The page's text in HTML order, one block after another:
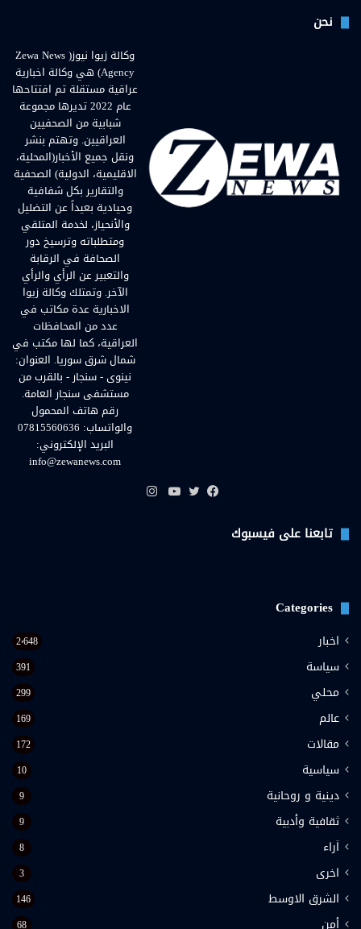
نحن
وكالة زيوا نيوز( Zewa News
Agency) هي وكالة اخبارية
عراقية مستقلة تم افتتاحها
عام 2022 تديرها مجموعة
شبابية من الصحفيين
العراقيين. وتهتم بنشر
ونقل جميع الأخبار(المحلية،
الاقليمية، الدولية) الصحفية
والتقارير بكل شفافية
وحيادية بعيداً عن التضليل
والأنحياز، لخدمة المتلقي
ومتطلباته وترسيخ دور
الصحافة في الرقابة
والتعبير عن الرأي والرأي
الآخر. وتمتلك وكالة زيوا
الاخبارية عدة مكاتب في
عدد من المحافظات
العراقية، كما لها مكتب في
شمال شرق سوريا. العنوان:
نينوى - سنجار - بالقرب من
مستشفى سنجار العامة.
رقم هاتف المحمول
والواتساب: 07815560636
البريد الإلكتروني:
info@zewanews.com
تابعنا على فيسبوك
Categories
اخبار 2٬648
سياسة 391
محلي 299
عالم 169
مقالات 172
سياسية 10
دينية و روحانية 9
ثقافية وأدبية 9
اَراء 8
اخرى 3
الشرق الاوسط 146
أمن 68